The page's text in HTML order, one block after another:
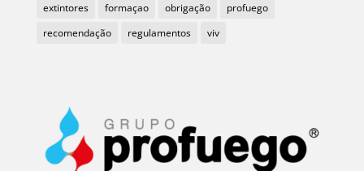
extintores formaçao obrigação
profuego
recomendação
regulamentos viv